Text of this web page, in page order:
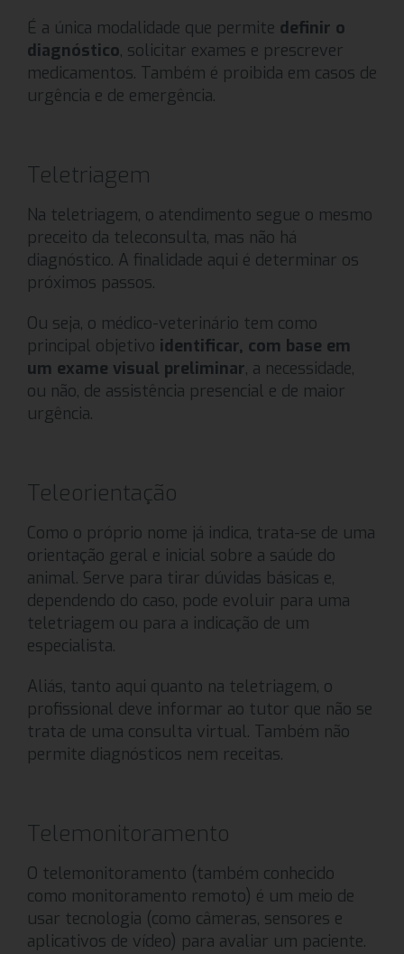
É a única modalidade que permite definir o
diagnóstico, solicitar exames e prescrever
medicamentos. Também é proibida em casos de
urgência e de emergência.
Teletriagem
Na teletriagem, o atendimento segue o mesmo
preceito da teleconsulta, mas não há
diagnóstico. A finalidade aqui é determinar os
próximos passos.
Ou seja, o médico-veterinário tem como
principal objetivo identificar, com base em
um exame visual preliminar, a necessidade,
ou não, de assistência presencial e de maior
urgência.
Teleorientação
Como o próprio nome já indica, trata-se de uma
orientação geral e inicial sobre a saúde do
animal. Serve para tirar dúvidas básicas e,
dependendo do caso, pode evoluir para uma
teletriagem ou para a indicação de um
especialista.
Aliás, tanto aqui quanto na teletriagem, o
profissional deve informar ao tutor que não se
trata de uma consulta virtual. Também não
permite diagnósticos nem receitas.
Telemonitoramento
O telemonitoramento (também conhecido
como monitoramento remoto) é um meio de
usar tecnologia (como câmeras, sensores e
aplicativos de vídeo) para avaliar um paciente.